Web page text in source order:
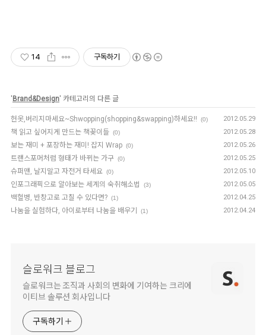
14 구독하기
' Brand&Design' 카테고리의 다른 글
헌옷,버리지마세요~Shwopping(shopping&swapping)하세요! ! (0) 2012.05.29
책 읽고 싶어지게 만드는 책꽂이들 (0) 2012.05.28
보는 재미 + 포장하는 재미! 잡지 Wrap (0) 2012.05.26
트랜스포머처럼 형태가 바뀌는 가구 (0) 2012.05.25
슈퍼맨, 날지말고 자전거 타세요 (0) 2012.05.10
인포그래픽으로 알아보는 세계의 숙취해소법 (3) 2012.05.05
백혈병, 반창고로 고칠 수 있다면? (1) 2012.04.25
나눔을 실험하다, 아이로부터 나눔을 배우기 (1) 2012.04.24
슬로워크 블로그
슬로워크는 조직과 사회의 변화에 기여하는 크리에
이티브 솔루션 회사입니다
구독하기